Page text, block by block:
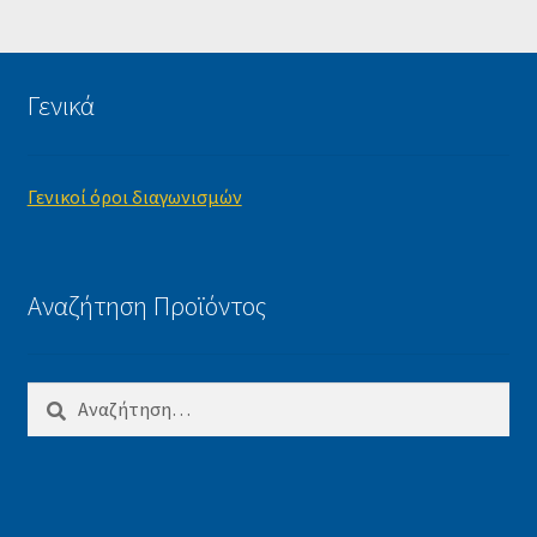
Γενικά
Γενικοί όροι διαγωνισμών
Αναζήτηση Προϊόντος
για: